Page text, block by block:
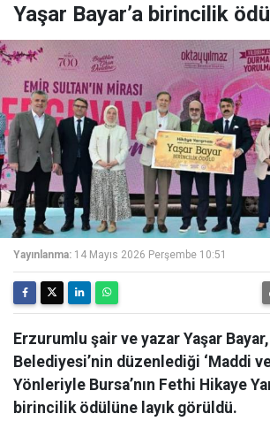
Yaşar Bayar’a birincilik
Yayınlanma: 14 Mayıs 2026 Perşembe 10:51
Erzurumlu şair ve yazar Yaşar Bayar,
Belediyesi’nin düzenlediği ‘Maddi
Yönleriyle Bursa’nın Fethi Hikaye
birincilik ödülüne layık görüldü.